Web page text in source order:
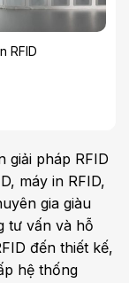
RFID
giải pháp RFID
máy in RFID,
gia giàu
tư vấn và hỗ
đến thiết kế,
hệ thống